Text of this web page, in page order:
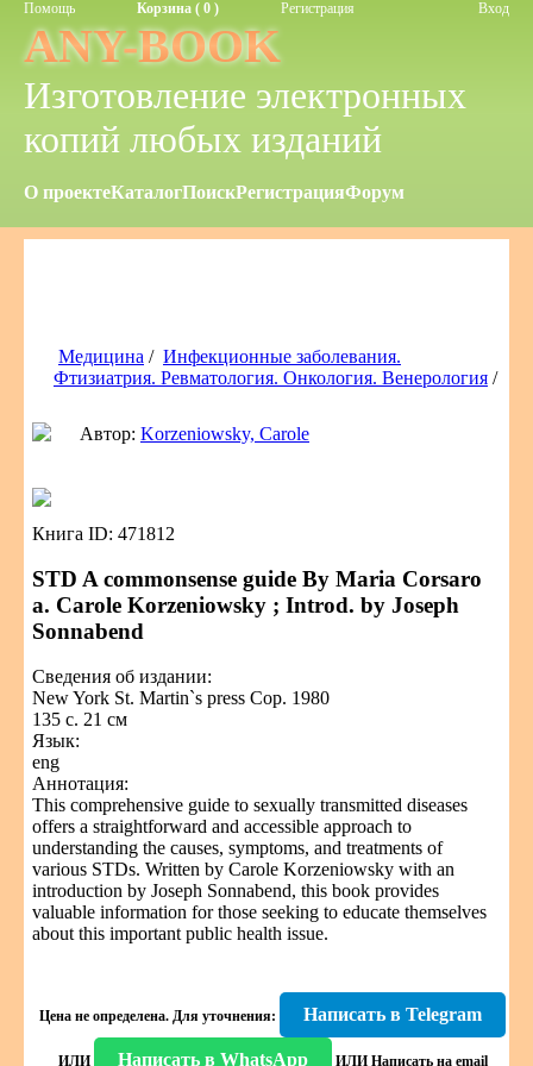
Помощь Корзина ( 0 ) Регистрация Вход
ANY-BOOK
Изготовление электронных
копий любых изданий
О проектеКаталогПоискРегистрацияФорум
Медицина / Инфекционные заболевания.
Фтизиатрия. Ревматология. Онкология. Венерология /
Автор: Korzeniowsky, Carole
Книга ID: 471812
STD A commonsense guide By Maria Corsaro
a. Carole Korzeniowsky ; Introd. by Joseph
Sonnabend
Сведения об издании:
New York St. Martin`s press Cop. 1980
135 с. 21 см
Язык:
eng
Аннотация:
This comprehensive guide to sexually transmitted diseases
offers a straightforward and accessible approach to
understanding the causes, symptoms, and treatments of
various STDs. Written by Carole Korzeniowsky with an
introduction by Joseph Sonnabend, this book provides
valuable information for those seeking to educate themselves
about this important public health issue.
Цена не определена. Для уточнения: Написать в Telegram
ИЛИ Написать в WhatsApp ИЛИ Написать на email